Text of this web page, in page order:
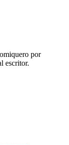
por
escritor.